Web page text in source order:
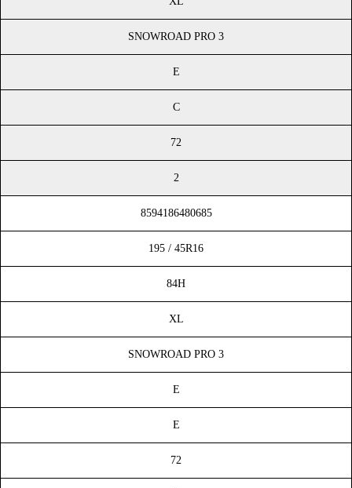
SNOWROAD PRO 3
E
C
72
2
8594186480685
195 / 45R16
84H
XL
SNOWROAD PRO 3
E
E
72